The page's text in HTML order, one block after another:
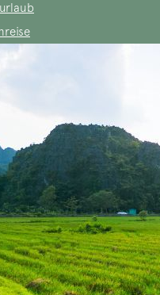
nach Vietnam sind
die insgesamt drei
Art, das Land
Regionen
der Landschaften
der aufregendsten und
sein.
ganze Jahr über